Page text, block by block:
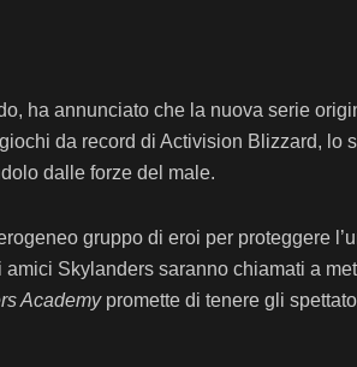
ha annunciato che la nuova serie
da record di Activision Blizzard, lo
dalle forze del male.
gruppo di eroi per proteggere
Skylanders saranno chiamati a
Academypromette di tenere gli